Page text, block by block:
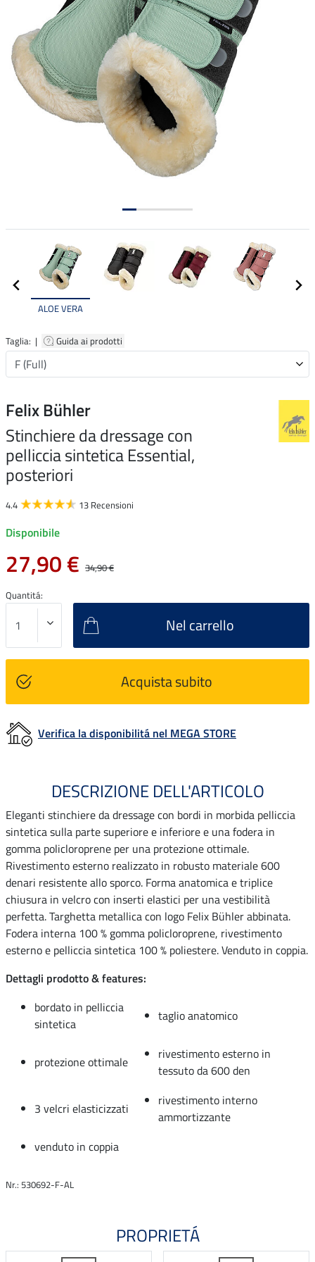
ALOE VERA
Taglia: | Guida ai prodotti
Felix Bühler
Stinchiere da dressage con
pelliccia sintetica Essential,
posteriori
4.4 13 Recensioni
Disponibile
27,90 € 34,90 €
Quantitá:
Nel carrello
Acquista subito
Verifica la disponibilitá nel MEGA STORE
DESCRIZIONE DELL'ARTICOLO
Eleganti stinchiere da dressage con bordi in morbida pelliccia
sintetica sulla parte superiore e inferiore e una fodera in
gomma policloroprene per una protezione ottimale.
Rivestimento esterno realizzato in robusto materiale 600
denari resistente allo sporco. Forma anatomica e triplice
chiusura in velcro con inserti elastici per una vestibilità
perfetta. Targhetta metallica con logo Felix Bühler abbinata.
Fodera interna 100 % gomma policloroprene, rivestimento
esterno e pelliccia sintetica 100 % poliestere. Venduto in coppia.
Dettagli prodotto & features:
bordato in pelliccia
sintetica
taglio anatomico
protezione ottimale
rivestimento esterno in
tessuto da 600 den
3 velcri elasticizzati
rivestimento interno
ammortizzante
venduto in coppia
Nr.: 530692-F-AL
PROPRIETÁ